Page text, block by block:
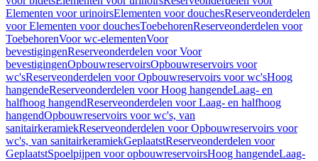
Elementen voor urinoirsElementen voor douchesReserveonderdelen
voor Elementen voor douchesToebehorenReserveonderdelen voor
ToebehorenVoor wc-elementenVoor
bevestigingenReserveonderdelen voor Voor
bevestigingenOpbouwreservoirsOpbouwreservoirs voor
wc'sReserveonderdelen voor Opbouwreservoirs voor wc'sHoog
hangendeReserveonderdelen voor Hoog hangendeLaag- en
halfhoog hangendReserveonderdelen voor Laag- en halfhoog
hangendOpbouwreservoirs voor wc's, van
sanitairkeramiekReserveonderdelen voor Opbouwreservoirs voor
wc's, van sanitairkeramiekGeplaatstReserveonderdelen voor
GeplaatstSpoelpijpen voor opbouwreservoirsHoog hangendeLaag-